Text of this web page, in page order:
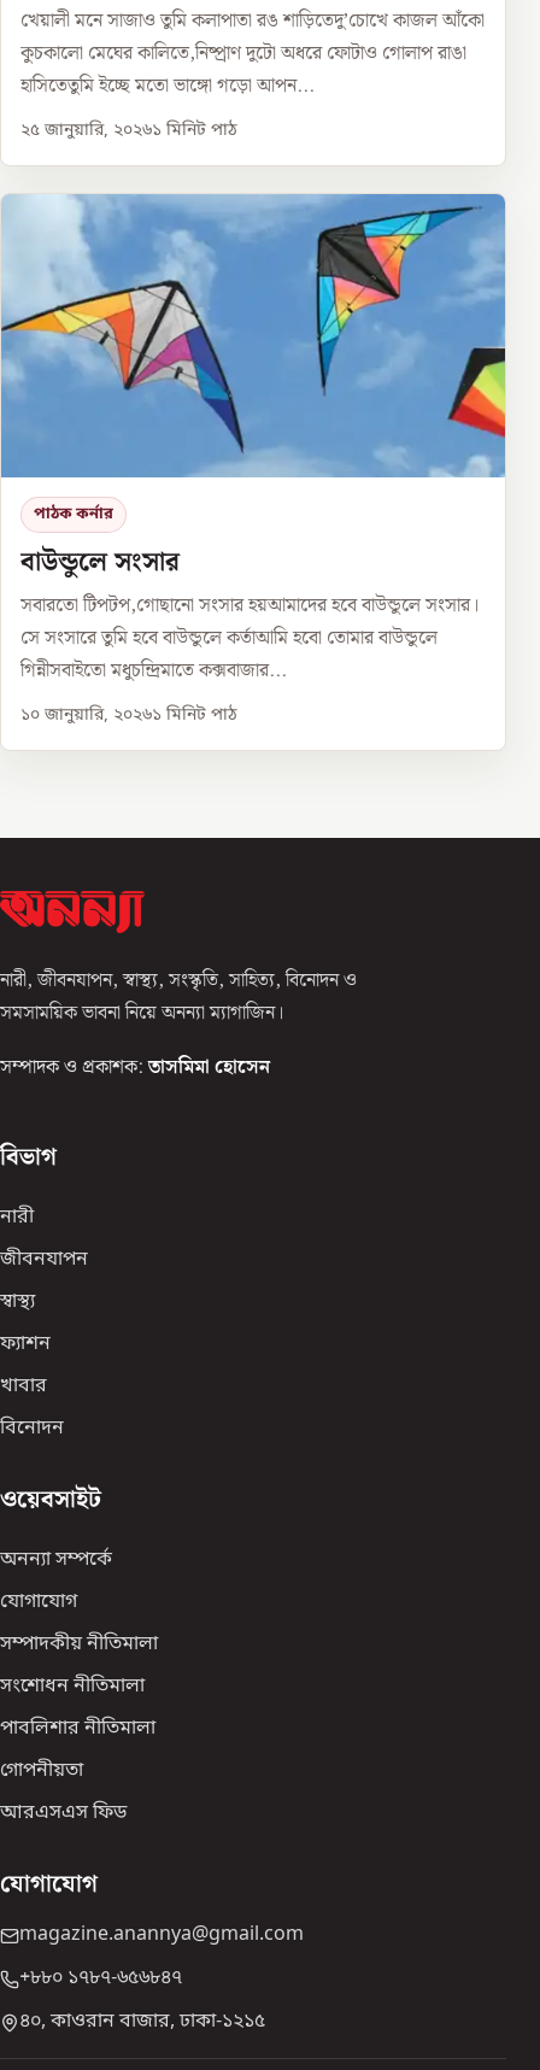
খেয়ালী মনে সাজাও তুমি কলাপাতা রঙ শাড়িতেদু’চোখে কাজল আঁকো
কুচকালো মেঘের কালিতে,নিষ্প্রাণ দুটো অধরে ফোটাও গোলাপ রাঙা
হাসিতেতুমি ইচ্ছে মতো ভাঙ্গো গড়ো আপন...
২৫ জানুয়ারি, ২০২৬১ মিনিট পাঠ
পাঠক কর্নার
বাউন্ডুলে সংসার
সবারতো টিপটপ,গোছানো সংসার হয়আমাদের হবে বাউন্ডুলে সংসার।
সে সংসারে তুমি হবে বাউন্ডুলে কর্তাআমি হবো তোমার বাউন্ডুলে
গিন্নীসবাইতো মধুচন্দ্রিমাতে কক্সবাজার...
১০ জানুয়ারি, ২০২৬১ মিনিট পাঠ
নারী, জীবনযাপন, স্বাস্থ্য, সংস্কৃতি, সাহিত্য, বিনোদন ও
সমসাময়িক ভাবনা নিয়ে অনন্যা ম্যাগাজিন।
সম্পাদক ও প্রকাশক: তাসমিমা হোসেন
বিভাগ
নারী
জীবনযাপন
স্বাস্থ্য
ফ্যাশন
খাবার
বিনোদন
ওয়েবসাইট
অনন্যা সম্পর্কে
যোগাযোগ
সম্পাদকীয় নীতিমালা
সংশোধন নীতিমালা
পাবলিশার নীতিমালা
গোপনীয়তা
আরএসএস ফিড
যোগাযোগ
magazine.anannya@gmail.com
+৮৮০ ১৭৮৭-৬৫৬৮৪৭
৪০, কাওরান বাজার, ঢাকা-১২১৫